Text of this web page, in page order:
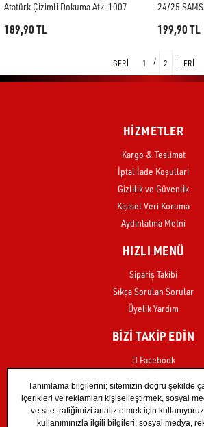
Atatürk Çizimli Dokuma Atkı 1007
189,90 TL
24/25
199,90 TL
1 2
HİZMETLER
Kargo & Teslimat
İptal İade Koşullari
Gizlilik ve Güvenlik
Kişisel Veri Koruma
Aydınlatma Metni
HIZLI MENÜ
Sipariş Takibi
Sıkça Sorulan Sorular
Üyelik Yardım
BİZİ TAKİP EDİN
Facebook
X
TikTok